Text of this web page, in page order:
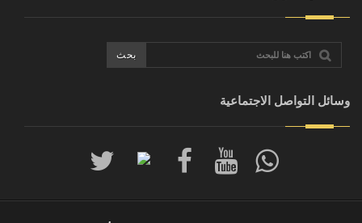
وسائل التواصل الاجتماعية